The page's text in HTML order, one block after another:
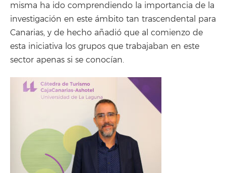
misma ha ido comprendiendo la importancia de la
investigación en este ámbito tan trascendental para
Canarias, y de hecho añadió que al comienzo de
esta iniciativa los grupos que trabajaban en este
sector apenas si se conocían.